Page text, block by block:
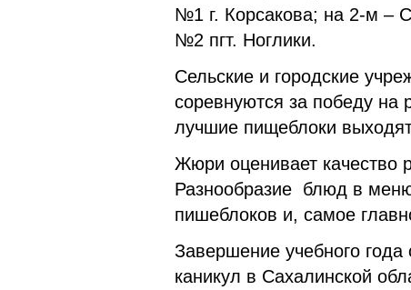
№1 г. Корсакова; на 2-м
№2 пгт. Ноглики.
Сельские и городские
соревнуются за победу на
лучшие пищеблоки
Жюри оценивает качество
Разнообразие блюд в
пишеблоков и, самое
Завершение учебного
каникул в Сахалинской